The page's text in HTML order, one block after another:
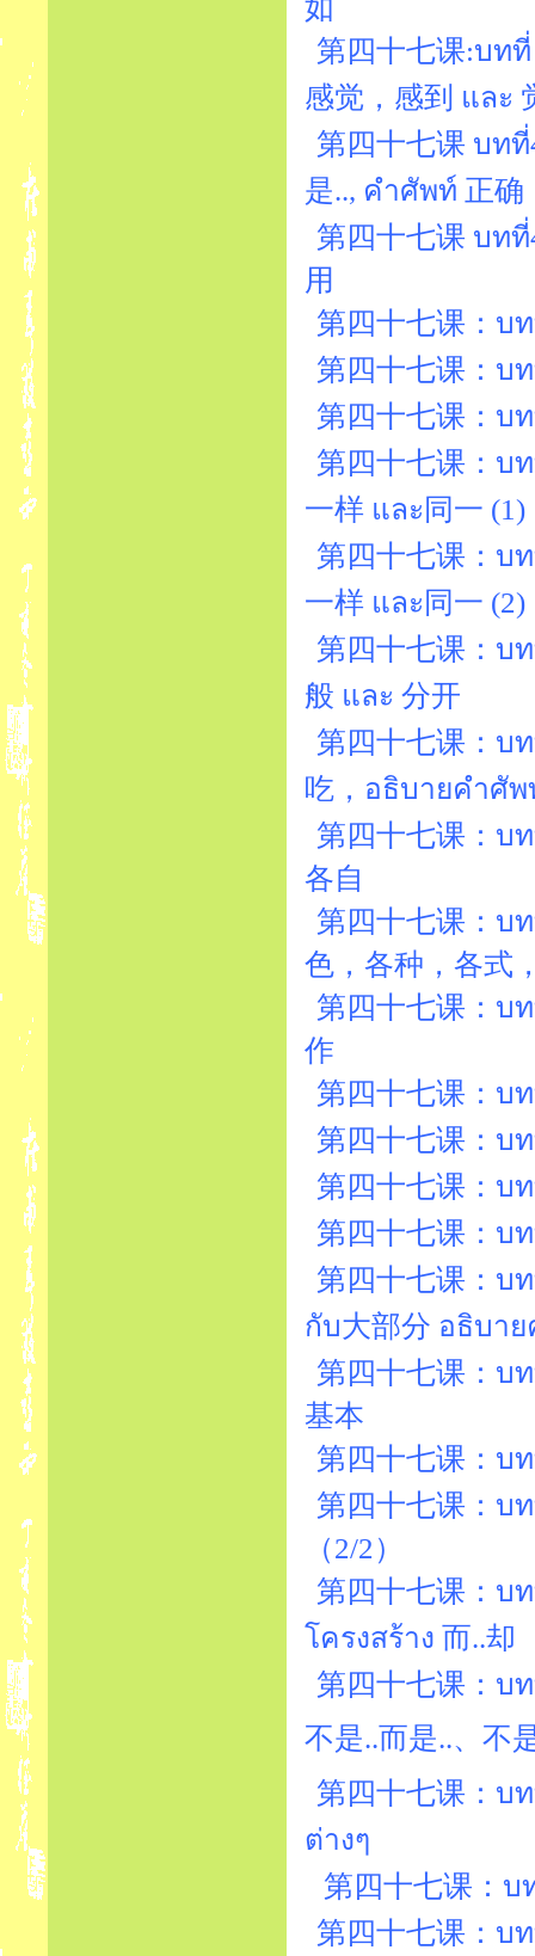
如
第四十七课:บท
感觉，感到 และ
第四十七课 บท
是.., คำศัพท์ 正确
第四十七课 บท
用
第四十七课：บ
第四十七课：บ
第四十七课：บ
第四十七课：บ
一样 และ同一 (1)
第四十七课：บ
一样 และ同一 (2)
第四十七课：บ
般 และ 分开
第四十七课：บ
吃，อธิบายคำศัพ
第四十七课：บ
各自
第四十七课：บ
色，各种，各式
第四十七课：บ
作
第四十七课：บ
第四十七课：บ
第四十七课：บ
第四十七课：บ
第四十七课：บ
กับ大部分 อธิบา
第四十七课：บ
基本
第四十七课：บ
第四十七课：บ
（2/2）
第四十七课：บ
โครงสร้าง 而..却
第四十七课：บ
第四十七课：บ
ต่างๆ
第四十七课：บ
第四十七课：บ